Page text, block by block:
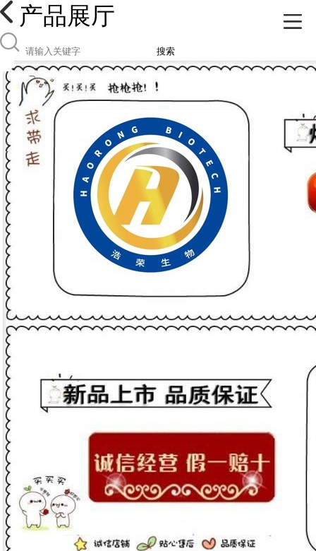
产品展厅
搜索